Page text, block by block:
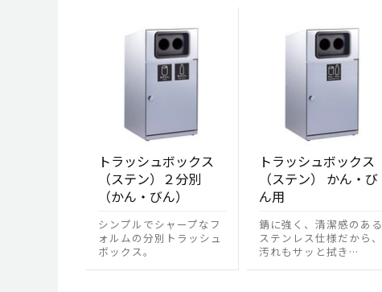
トラッシュボックス
（ステン）２分別
（かん・びん）
シンプルでシャープなフ
ォルムの分別トラッシュ
ボックス。
トラッシュボックス
（ステン） かん・び
ん用
錆に強く、清潔感のある
ステンレス仕様だから、
汚れもサッと拭き…